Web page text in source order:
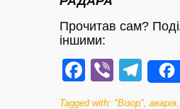
Прочитав сам?
іншими:
Viber
Tagged with: "Візор" аварія